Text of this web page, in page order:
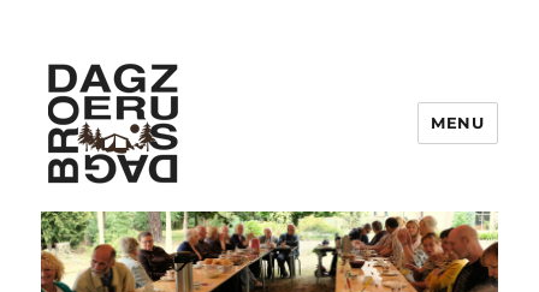
Gemeenschap Dag zus, dag broer
:
MENU